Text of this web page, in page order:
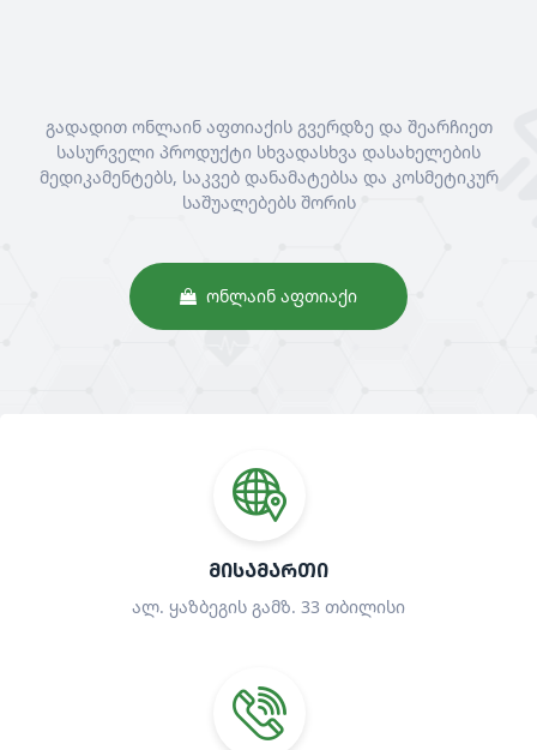
გადადით ონლაინ აფთიაქის გვერდზე და შეარჩიეთ
სასურველი პროდუქტი სხვადასხვა დასახელების
მედიკამენტებს, საკვებ დანამატებსა და კოსმეტიკურ
საშუალებებს შორის
ᲝᲜᲚᲐᲘᲜ ᲐᲤᲗᲘᲐᲥᲘ
ᲛᲘᲡᲐᲛᲐᲠᲗᲘ
ალ. ყაზბეგის გამზ. 33 თბილისი